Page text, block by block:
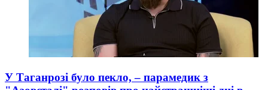
У Таганрозі було пекло, – парамедик з